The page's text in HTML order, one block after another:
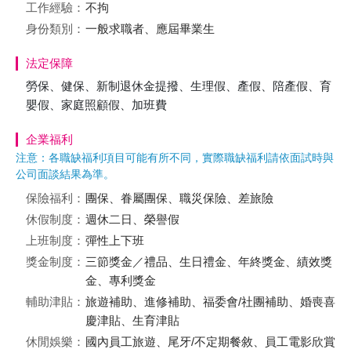
工作經驗： 不拘
身份類別： 一般求職者、應屆畢業生
法定保障
勞保、健保、新制退休金提撥、生理假、產假、陪產假、育
嬰假、家庭照顧假、加班費
企業福利
注意：各職缺福利項目可能有所不同，實際職缺福利請依面試時與
公司面談結果為準。
保險福利： 團保、眷屬團保、職災保險、差旅險
休假制度： 週休二日、榮譽假
上班制度： 彈性上下班
獎金制度： 三節獎金／禮品、生日禮金、年終獎金、績效獎
金、專利獎金
輔助津貼： 旅遊補助、進修補助、福委會/社團補助、婚喪喜
慶津貼、生育津貼
休閒娛樂： 國內員工旅遊、尾牙/不定期餐敘、員工電影欣賞